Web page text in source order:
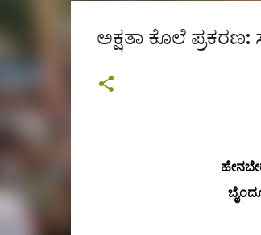
ಅಕ್ಷತಾ ಕೊಲೆ